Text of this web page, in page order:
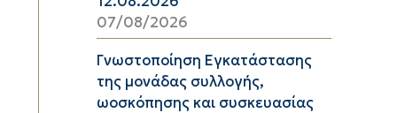
07/08/2026
Γνωστοποίηση Εγκατάστασης
της μονάδας συλλογής,
ωοσκόπησης και συσκευασίας